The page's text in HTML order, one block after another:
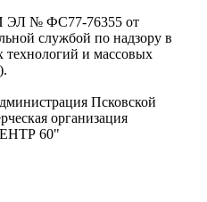
ЭЛ № ФС77-76355 от
службой по надзору в
и массовых
Псковской
организация
60"